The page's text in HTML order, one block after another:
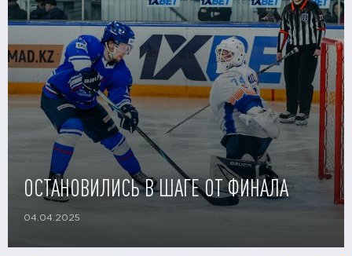
ОСТАНОВИЛИСЬ В ШАГЕ ОТ ФИНАЛА
04.04.2025